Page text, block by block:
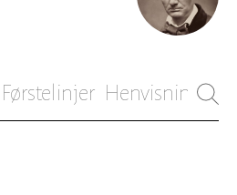
Førstelinjer Henvisninger